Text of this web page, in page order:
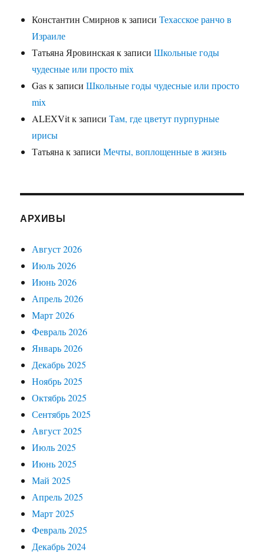
Константин Смирнов к записиТехасское ранчо в
Израиле
Татьяна Яровинскаяк записиШкольные годы
чудесные или просто mix
Gasк записиШкольные годы чудесные или просто
mix
ALEXVitк записиТам, где цветут пурпурные
ирисы
Татьянак записиМечты, воплощенные в жизнь
АРХИВЫ
Август 2026
Июль 2026
Июнь 2026
Апрель 2026
Март 2026
Февраль 2026
Январь 2026
Декабрь 2025
Ноябрь 2025
Октябрь 2025
Сентябрь 2025
Август 2025
Июль 2025
Июнь 2025
Май 2025
Апрель 2025
Март 2025
Февраль 2025
Декабрь 2024